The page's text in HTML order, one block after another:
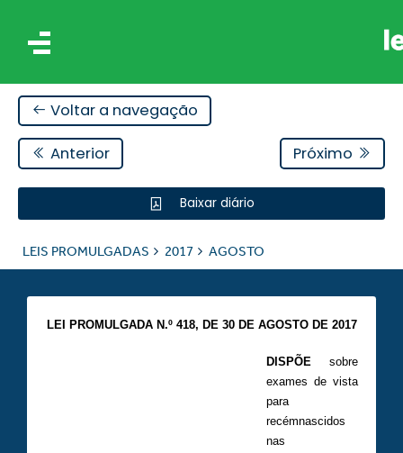
Voltar a navegação
Anterior Próximo
Baixar diário
LEIS PROMULGADAS 2017 AGOSTO
LEI PROMULGADA N.º 418, DE 30 DE AGOSTO DE 2017
DISPÕE sobre
exames de vista
para
recémnascidos
nas